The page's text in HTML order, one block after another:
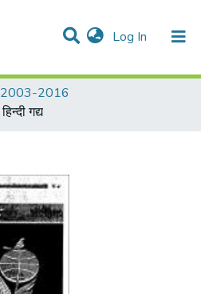
Log In (current)
& Collections
DSpace
2003-2016
हिन्दी गद्य